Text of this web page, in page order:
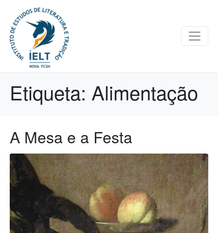
Etiqueta: Alimentação
A Mesa e a Festa